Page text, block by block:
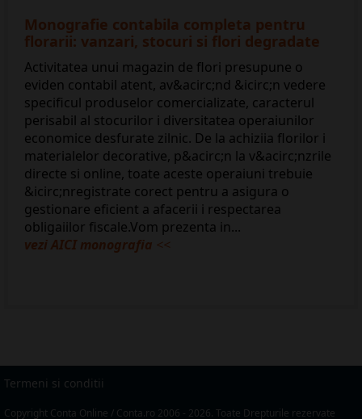
Monografie contabila completa pentru
florarii: vanzari, stocuri si flori degradate
Activitatea unui magazin de flori presupune o
eviden contabil atent, av&acirc;nd &icirc;n vedere
specificul produselor comercializate, caracterul
perisabil al stocurilor i diversitatea operaiunilor
economice desfurate zilnic. De la achiziia florilor i
materialelor decorative, p&acirc;n la v&acirc;nzrile
directe si online, toate aceste operaiuni trebuie
&icirc;nregistrate corect pentru a asigura o
gestionare eficient a afacerii i respectarea
obligaiilor fiscale.Vom prezenta in...
vezi AICI monografia <<
Termeni si conditii
Copyright Conta Online / Conta.ro 2006 - 2026. Toate Drepturile rezervate